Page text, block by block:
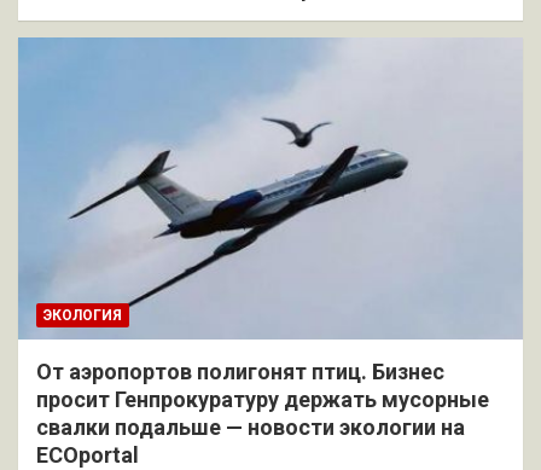
ЭКОЛОГИЯ
От аэропортов полигонят птиц. Бизнес
просит Генпрокуратуру держать мусорные
свалки подальше — новости экологии на
ECOportal